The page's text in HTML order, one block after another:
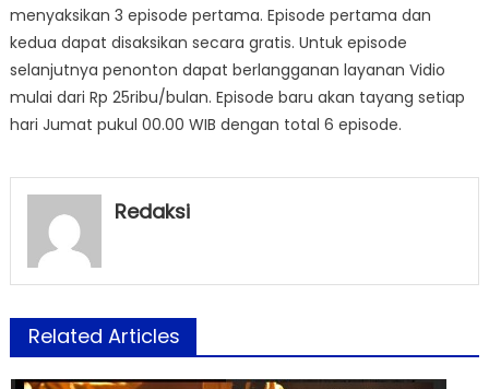
menyaksikan 3 episode pertama. Episode pertama dan
kedua dapat disaksikan secara gratis. Untuk episode
selanjutnya penonton dapat berlangganan layanan Vidio
mulai dari Rp 25ribu/bulan. Episode baru akan tayang setiap
hari Jumat pukul 00.00 WIB dengan total 6 episode.
Redaksi
Related Articles